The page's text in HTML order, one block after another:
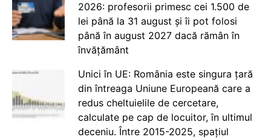
2026: profesorii primesc cei 1.500 de
lei până la 31 august și îi pot folosi
până în august 2027 dacă rămân în
învățământ
Unici în UE: România este singura țară
din întreaga Uniune Europeană care a
redus cheltuielile de cercetare,
calculate pe cap de locuitor, în ultimul
deceniu. Între 2015-2025, spațiul